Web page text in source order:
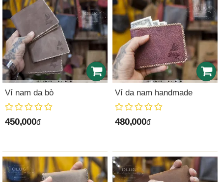
Ví nam da bò
450,000đ
Ví da nam handmade
480,000đ